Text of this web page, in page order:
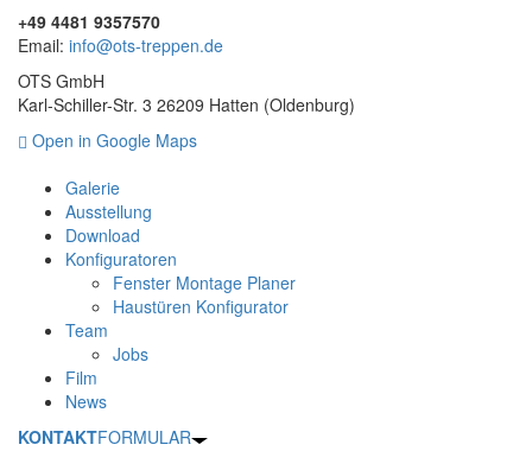
+49 4481 9357570
Email: info@ots-treppen.de
OTS GmbH
Karl-Schiller-Str. 3 26209 Hatten (Oldenburg)
Open in Google Maps
Galerie
Ausstellung
Download
Konfiguratoren
Fenster Montage Planer
Haustüren Konfigurator
Team
Jobs
Film
News
KONTAKTFORMULAR